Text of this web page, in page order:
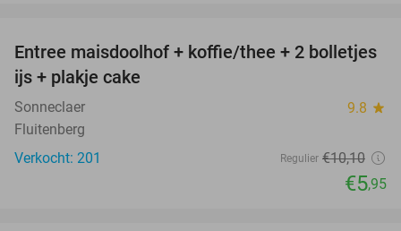
41%
Entree maisdoolhof + koffie/thee + 2 bolletjes
ijs + plakje cake
Sonneclaer 9.8 star
Fluitenberg
Verkocht: 201
Regulier €10,10
€5,95